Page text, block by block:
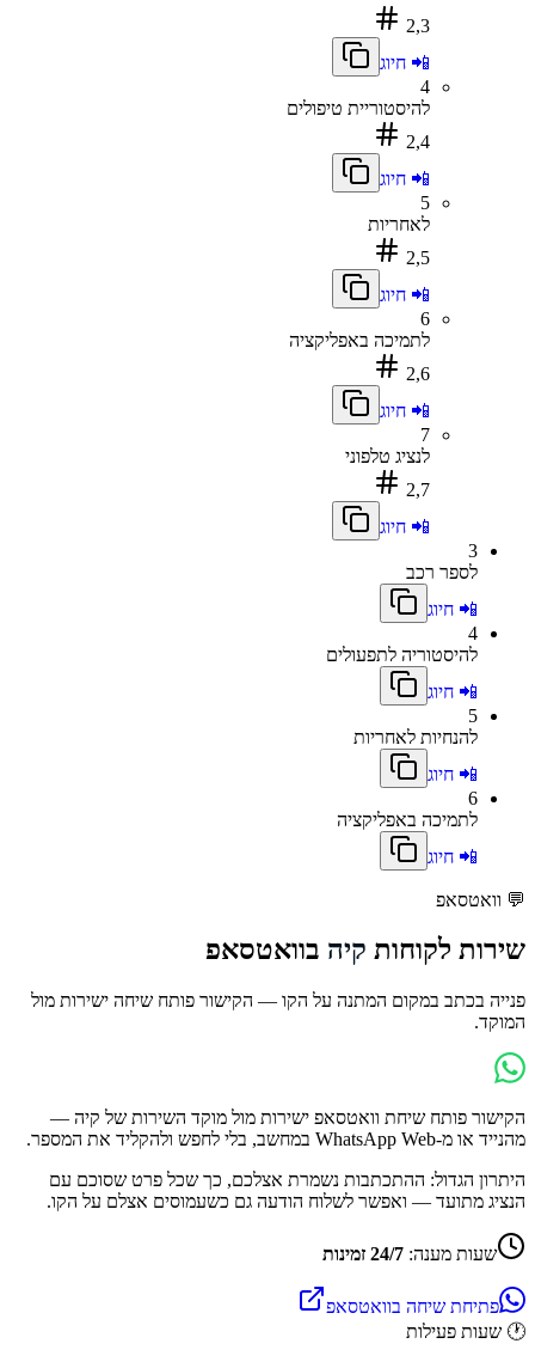
2,3
📲 חיוג
4
להיסטוריית טיפולים
2,4
📲 חיוג
5
לאחריות
2,5
📲 חיוג
6
לתמיכה באפליקציה
2,6
📲 חיוג
7
לנציג טלפוני
2,7
📲 חיוג
3
לספר רכב
📲 חיוג
4
להיסטוריה לתפעולים
📲 חיוג
5
להנחיות לאחריות
📲 חיוג
6
לתמיכה באפליקציה
📲 חיוג
💬 וואטסאפ
שירות לקוחות קיה בוואטסאפ
פנייה בכתב במקום המתנה על הקו — הקישור פותח שיחה ישירות מול
המוקד.
הקישור פותח שיחת וואטסאפ ישירות מול מוקד השירות של קיה —
מהנייד או מ-WhatsApp Web במחשב, בלי לחפש ולהקליד את המספר.
היתרון הגדול: ההתכתבות נשמרת אצלכם, כך שכל פרט שסוכם עם
הנציג מתועד — ואפשר לשלוח הודעה גם כשעמוסים אצלם על הקו.
שעות מענה: 24/7 זמינות
פתיחת שיחה בוואטסאפ
🕐 שעות פעילות